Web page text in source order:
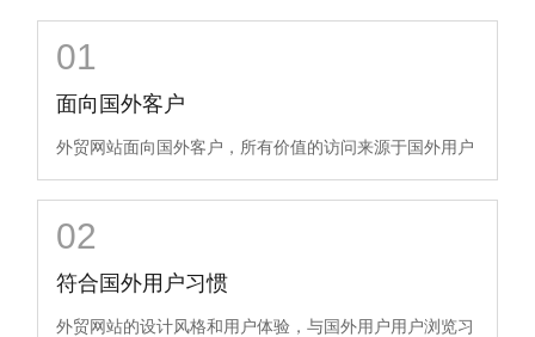
01
面向国外客户
外贸网站面向国外客户，所有价值的访问来源于国外用户
02
符合国外用户习惯
外贸网站的设计风格和用户体验，与国外用户用户浏览习